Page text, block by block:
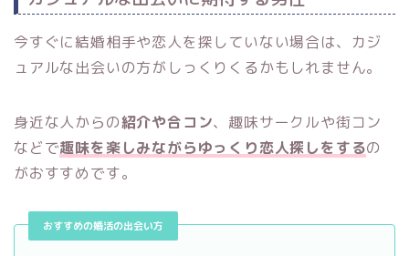
今すぐに結婚相手や恋人を探していない場合は、カジ
ュアルな出会いの方がしっくりくるかもしれません。
身近な人からの紹介や合コン、趣味サークルや街コン
などで趣味を楽しみながらゆっくり恋人探しをするの
がおすすめです。
おすすめの婚活の出会い方